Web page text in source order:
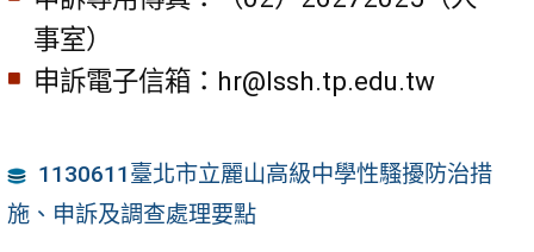
事室）
申訴電子信箱：hr@lssh.tp.edu.tw
1130611臺北市立麗山高級中學性騷擾防治措
施、申訴及調查處理要點